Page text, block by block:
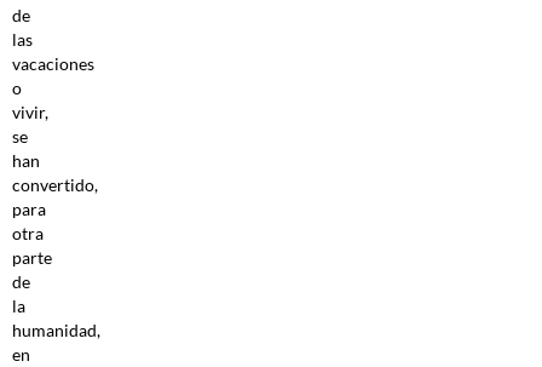
de
las
vacaciones
o
vivir,
se
han
convertido,
para
otra
parte
de
la
humanidad,
en